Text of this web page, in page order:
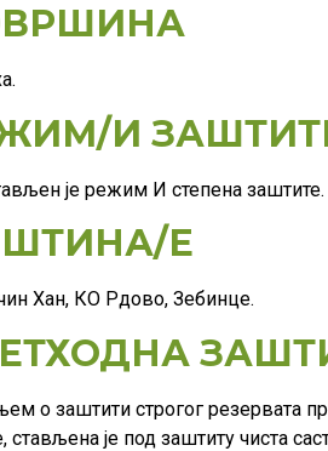
И
је режим И степена заштите.
Е
Хан, КО Рдово, Зебинце.
о заштити строгог резервата
стављена је под заштиту чиста